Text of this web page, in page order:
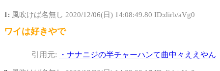
1: 風吹けば名無し 2020/12/06(日) 14:08:49.80 ID:dirb/aVg0
ワイは好きやで
引用元: ・ナナニジの半チャーハンて曲中々ええやん